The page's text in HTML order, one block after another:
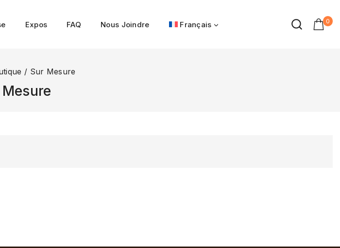
Expos FAQ Nous Joindre Français 0
/ Sur Mesure